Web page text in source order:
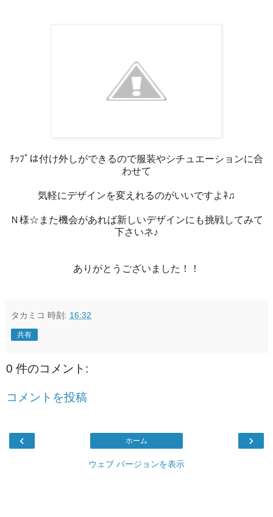
ﾁｯﾌﾟは付け外しができるので服装やシチュエーションに合
わせて
気軽にデザインを変えれるのがいいですよﾈ♫
Ｎ様☆また機会があれば新しいデザインにも挑戦してみて
下さいネ♪
ありがとうございました！！
タカミコ 時刻: 16:32
共有
0 件のコメント:
コメントを投稿
‹ ›
ホーム
ウェブ バージョンを表示